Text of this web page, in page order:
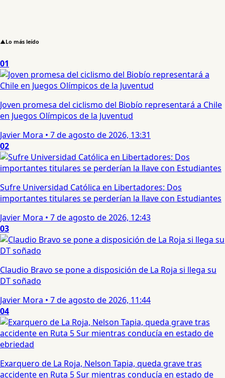
▲Lo más leído
01
Joven promesa del ciclismo del Biobío representará a Chile
en Juegos Olímpicos de la Juventud
Javier Mora • 7 de agosto de 2026, 13:31
02
Sufre Universidad Católica en Libertadores: Dos
importantes titulares se perderían la llave con Estudiantes
Javier Mora • 7 de agosto de 2026, 12:43
03
Claudio Bravo se pone a disposición de La Roja si llega su
DT soñado
Javier Mora • 7 de agosto de 2026, 11:44
04
Exarquero de La Roja, Nelson Tapia, queda grave tras
accidente en Ruta 5 Sur mientras conducía en estado de